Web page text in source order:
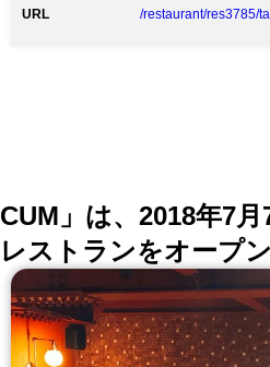
協力をお願いします
リンクL.O. 21:00）
URL /restaurant/res3785/
CUM」は、2018年7
レストランをオープ